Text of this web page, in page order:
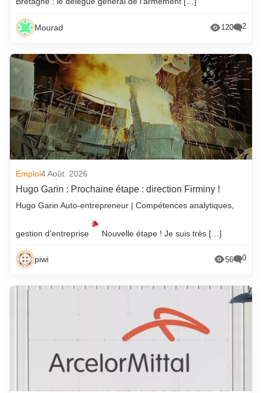
Mourad 120 2
Emploi4 Août. 2026
Hugo Garin : Prochaine étape : direction Firminy !
Hugo Garin Auto-entrepreneur | Compétences analytiques,
gestion d’entreprise Nouvelle étape ! Je suis très […]
piwi 56 0